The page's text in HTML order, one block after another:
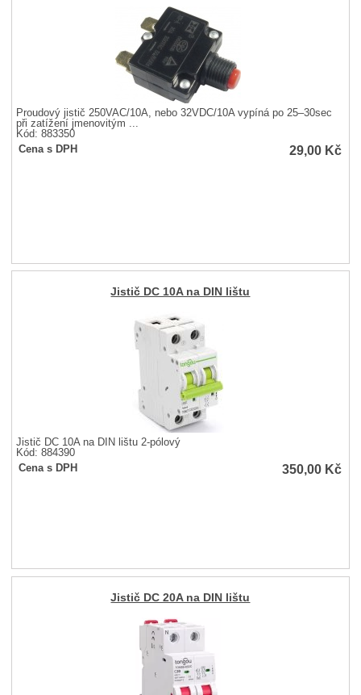
Proudový jistič 250VAC/10A, nebo 32VDC/10A vypíná po 25–30sec
při zatížení jmenovitým ...
Kód: 883350
Cena s DPH
29,00 Kč
Jistič DC 10A na DIN lištu
Jistič DC 10A na DIN lištu 2-pólový
Kód: 884390
Cena s DPH
350,00 Kč
Jistič DC 20A na DIN lištu